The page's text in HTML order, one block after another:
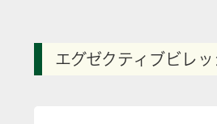
エグゼクティブビレ